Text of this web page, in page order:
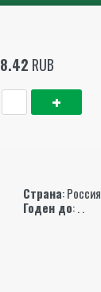
8.42 RUB
Страна: Россия
Годен до: . .